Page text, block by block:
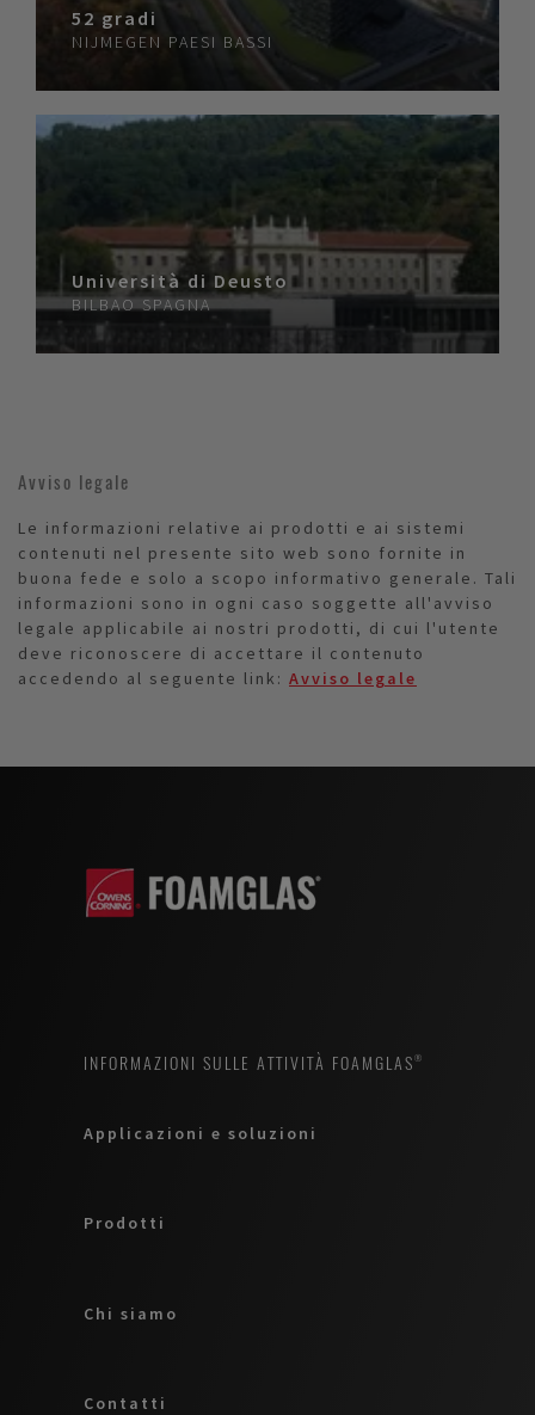
52 gradi
NIJMEGEN PAESI BASSI
Università di Deusto
BILBAO SPAGNA
Avviso legale
Le informazioni relative ai prodotti e ai sistemi
contenuti nel presente sito web sono fornite in
buona fede e solo a scopo informativo generale. Tali
informazioni sono in ogni caso soggette all'avviso
legale applicabile ai nostri prodotti, di cui l'utente
deve riconoscere di accettare il contenuto
accedendo al seguente link: Avviso legale
INFORMAZIONI SULLE ATTIVITÀ FOAMGLAS®
Applicazioni e soluzioni
Prodotti
Chi siamo
Contatti